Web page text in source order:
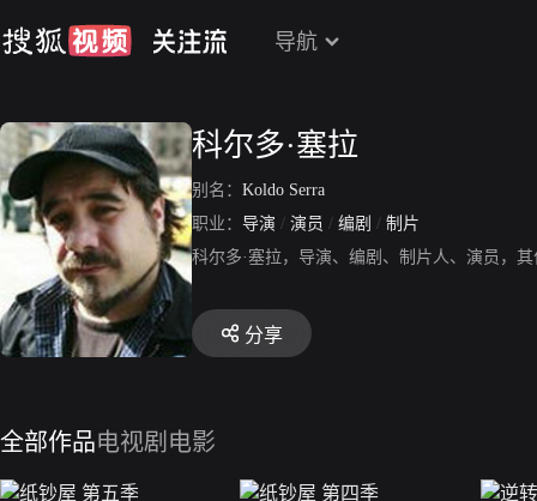
导航
科尔多·塞拉
别名： Koldo Serra
职业： 导演 / 演员 / 编剧 / 制片
科尔多·塞拉，导演、编剧、制片人、演员，
分享
全部作品电视剧 电影